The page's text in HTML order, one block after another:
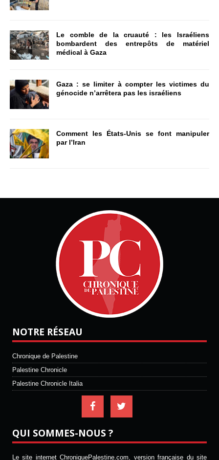
Le comble de la cruauté : les Israéliens
bombardent des entrepôts de matériel
médical à Gaza
Gaza : se limiter à compter les victimes du
génocide n’arrêtera pas les israéliens
Comment les États-Unis se font manipuler
par l’Iran
NOTRE RÉSEAU
Chronique de Palestine
Palestine Chronicle
Palestine Chronicle Italia
QUI SOMMES-NOUS ?
Le site internet ChroniquePalestine.com, version française du site